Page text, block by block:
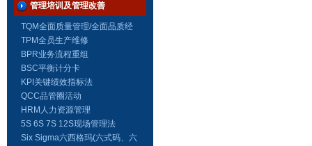
管理培训及管理改善
TQM全面质量管理/全面品质经
营
TPM全员生产维修
BPR业务流程重组
BSC平衡计分卡
KPI关键绩效指标法
QCC品管圈活动
HRM人力资源管理
5S 6S 7S 12S现场管理法
Six Sigma六西格玛(六式码、六